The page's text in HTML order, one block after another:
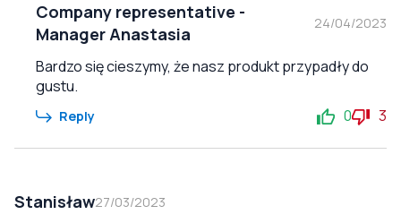
Company representative -
Manager Anastasia
24/04/2023
Bardzo się cieszymy, że nasz produkt przypadły do
gustu.
Reply 0 3
Stanisław27/03/2023